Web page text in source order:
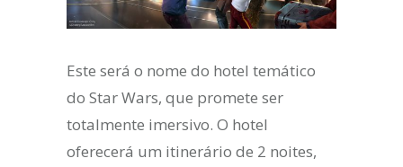
Este será o nome do hotel temático
do Star Wars, que promete ser
totalmente imersivo. O hotel
oferecerá um itinerário de 2 noites,